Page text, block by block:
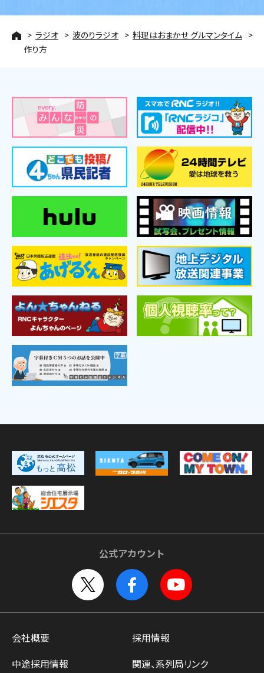
ラジオ 波のりラジオ
料理はおまかせ グルマンタイム
作り方
公式アカウント
会社概要
採用情報
中途採用情報
関連、系列局リンク